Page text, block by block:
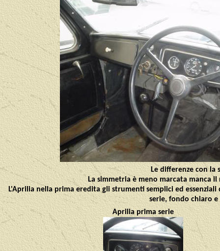
Le differenze con
La simmetria è meno marcata manca
L'Aprilia nella prima eredita gli strumenti semplici ed
serie, fondo chiaro
Aprilia prima serie